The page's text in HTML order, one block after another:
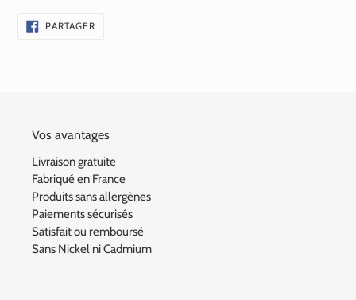
PARTAGERPARTAGER
SUR
Vos avantages
Livraison gratuite
Fabriqué en France
Produits sans allergènes
Paiements sécurisés
Satisfait ou remboursé
Sans Nickel ni Cadmium